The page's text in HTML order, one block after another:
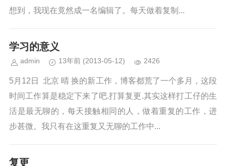
想到，我现在竟然成一名编辑了。每天做着复制...
学习的意义
admin 13年前 (2013-05-12) 2426
5月12日 北京 晴 换的新工作，博客都荒了一个多月，这段
时间工作算是稳定下来了吧.打算复更.其实这样打工仔的生
活是最无聊的，每天接触相同的人，做着重复的工作，进
步甚微。我只有在这重复又无聊的工作中...
复更